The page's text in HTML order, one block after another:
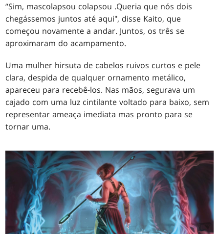
“Sim, mascolapsou colapsou .Queria que nós dois
chegássemos juntos até aqui", disse Kaito, que
começou novamente a andar. Juntos, os três se
aproximaram do acampamento.
Uma mulher hirsuta de cabelos ruivos curtos e pele
clara, despida de qualquer ornamento metálico,
apareceu para recebê-los. Nas mãos, segurava um
cajado com uma luz cintilante voltado para baixo, sem
representar ameaça imediata mas pronto para se
tornar uma.